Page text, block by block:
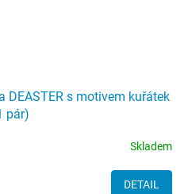
s motivem kuřátek
pár)
Skladem
DETAIL